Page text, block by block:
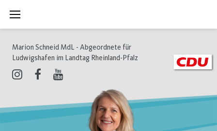
Inhalt
Marion Schneid MdL - Abgeordnete für
Ludwigshafen im Landtag Rheinland-Pfalz